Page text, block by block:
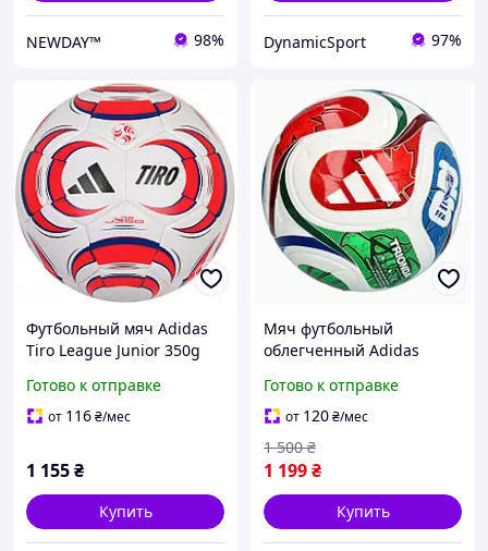
NEWDAY™ 98% DynamicSport 97%
Футбольный мяч Adidas
Tiro League Junior 350g
Готово к отправке
от 116₴/мес
1 155₴
Купить
Мяч футбольный
облегченный Adidas
league Junior 290g JD8168
(размер 5)
Готово к отправке
от 120₴/мес
1 199₴
1 500 ₴
Купить